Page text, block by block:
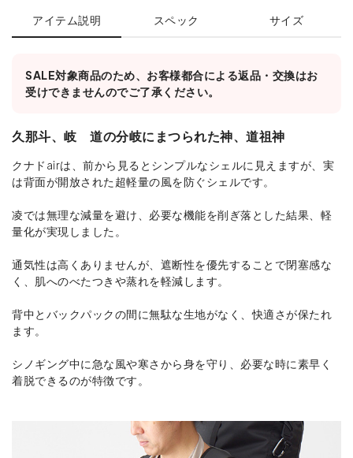
アイテム説明 スペック サイズ
SALE対象商品のため、お客様都合による返品・交換はお
受けできませんのでご了承ください。
久那斗、岐 道の分岐にまつられた神、道祖神
クナドairは、前から見るとシンプルなシェルに見えますが、実
は背面が開放された超軽量の風を防ぐシェルです。
凌では無理な減量を避け、必要な機能を削ぎ落とした結果、軽
量化が実現しました。
通気性は高くありませんが、遮断性を優先することで閉塞感な
く、肌へのべたつきや蒸れを軽減します。
背中とバックパックの間に無駄な生地がなく、快適さが保たれ
ます。
シノギング中に急な風や寒さから身を守り、必要な時に素早く
着脱できるのが特徴です。